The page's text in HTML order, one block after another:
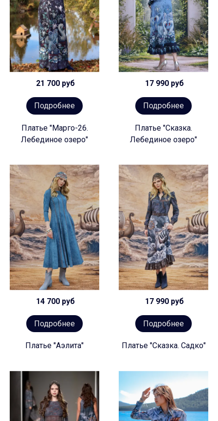
21 700 руб
Подробнее
Платье "Марго-26.
Лебединое озеро"
17 990 руб
Подробнее
Платье "Сказка.
Лебединое озеро"
14 700 руб
Подробнее
Платье "Аэлита"
17 990 руб
Подробнее
Платье "Сказка. Садко"